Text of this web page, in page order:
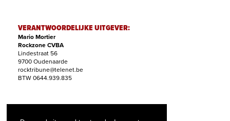
VERANTWOORDELIJKE UITGEVER:
Mario Mortier
Rockzone CVBA
Lindestraat 56
9700 Oudenaarde
rocktribune@telenet.be
BTW 0644.939.835